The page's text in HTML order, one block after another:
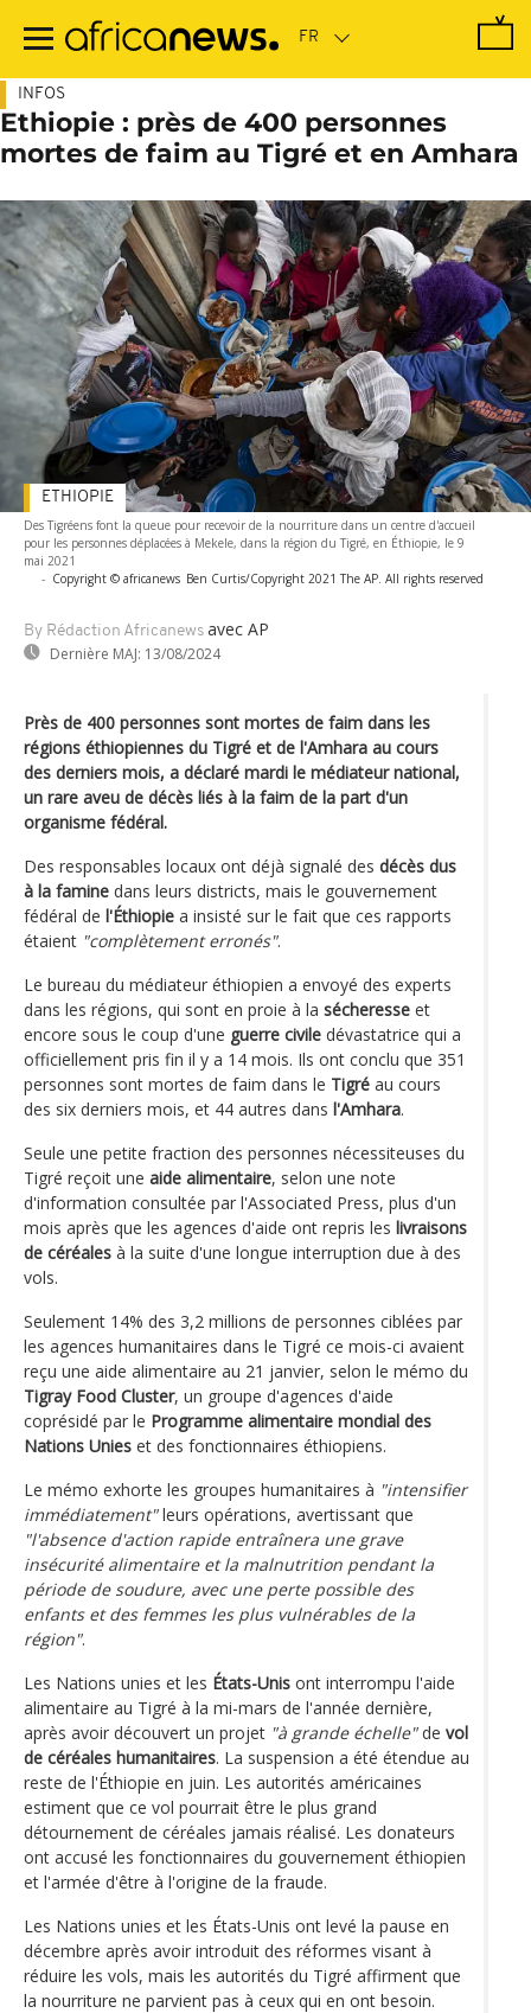
contenu
INFOS
Ethiopie : près de 400 personnes
mortes de faim au Tigré et en Amhara
Des Tigréens font la queue pour recevoir de la nourriture dans un centre d'accueil
pour les personnes déplacées à Mekele, dans la région du Tigré, en Éthiopie, le 9
mai 2021
- Copyright © africanews Ben Curtis/Copyright 2021 The AP. All rights reserved
By Rédaction Africanews avec AP
Dernière MAJ: 13/08/2024
ETHIOPIE
Près de 400 personnes sont mortes de faim dans les
régions éthiopiennes du Tigré et de l'Amhara au cours
des derniers mois, a déclaré mardi le médiateur national,
un rare aveu de décès liés à la faim de la part d'un
organisme fédéral.
Des responsables locaux ont déjà signalé des décès dus
à la famine dans leurs districts, mais le gouvernement
fédéral de l'Éthiopie a insisté sur le fait que ces rapports
étaient "complètement erronés".
Le bureau du médiateur éthiopien a envoyé des experts
dans les régions, qui sont en proie à la sécheresse et
encore sous le coup d'une guerre civile dévastatrice qui a
officiellement pris fin il y a 14 mois. Ils ont conclu que 351
personnes sont mortes de faim dans le Tigré au cours
des six derniers mois, et 44 autres dans l'Amhara.
Seule une petite fraction des personnes nécessiteuses du
Tigré reçoit une aide alimentaire, selon une note
d'information consultée par l'Associated Press, plus d'un
mois après que les agences d'aide ont repris les livraisons
de céréales à la suite d'une longue interruption due à des
vols.
Seulement 14% des 3,2 millions de personnes ciblées par
les agences humanitaires dans le Tigré ce mois-ci avaient
reçu une aide alimentaire au 21 janvier, selon le mémo du
Tigray Food Cluster, un groupe d'agences d'aide
coprésidé par le Programme alimentaire mondial des
Nations Unies et des fonctionnaires éthiopiens.
Le mémo exhorte les groupes humanitaires à "intensifier
immédiatement"leurs opérations, avertissant que
"l'absence d'action rapide entraînera une grave
insécurité alimentaire et la malnutrition pendant la
période de soudure, avec une perte possible des
enfants et des femmes les plus vulnérables de la
région".
Les Nations unies et les États-Unis ont interrompu l'aide
alimentaire au Tigré à la mi-mars de l'année dernière,
après avoir découvert un projet "à grande échelle"de vol
de céréales humanitaires. La suspension a été étendue au
reste de l'Éthiopie en juin. Les autorités américaines
estiment que ce vol pourrait être le plus grand
détournement de céréales jamais réalisé. Les donateurs
ont accusé les fonctionnaires du gouvernement éthiopien
et l'armée d'être à l'origine de la fraude.
Les Nations unies et les États-Unis ont levé la pause en
décembre après avoir introduit des réformes visant à
réduire les vols, mais les autorités du Tigré affirment que
la nourriture ne parvient pas à ceux qui en ont besoin.